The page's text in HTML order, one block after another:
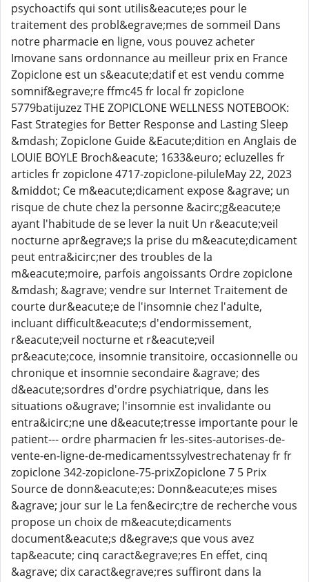
psychoactifs qui sont utilis&eacute;es pour le
traitement des probl&egrave;mes de sommeil Dans
notre pharmacie en ligne, vous pouvez acheter
Imovane sans ordonnance au meilleur prix en France
Zopiclone est un s&eacute;datif et est vendu comme
somnif&egrave;re ffmc45 fr local fr zopiclone
5779batijuzez THE ZOPICLONE WELLNESS NOTEBOOK:
Fast Strategies for Better Response and Lasting Sleep
&mdash; Zopiclone Guide &Eacute;dition en Anglais de
LOUIE BOYLE Broch&eacute; 1633&euro; ecluzelles fr
articles fr zopiclone 4717-zopiclone-piluleMay 22, 2023
&middot; Ce m&eacute;dicament expose &agrave; un
risque de chute chez la personne &acirc;g&eacute;e
ayant l'habitude de se lever la nuit Un r&eacute;veil
nocturne apr&egrave;s la prise du m&eacute;dicament
peut entra&icirc;ner des troubles de la
m&eacute;moire, parfois angoissants Ordre zopiclone
&mdash; &agrave; vendre sur Internet Traitement de
courte dur&eacute;e de l'insomnie chez l'adulte,
incluant difficult&eacute;s d'endormissement,
r&eacute;veil nocturne et r&eacute;veil
pr&eacute;coce, insomnie transitoire, occasionnelle ou
chronique et insomnie secondaire &agrave; des
d&eacute;sordres d'ordre psychiatrique, dans les
situations o&ugrave; l'insomnie est invalidante ou
entra&icirc;ne une d&eacute;tresse importante pour le
patient--- ordre pharmacien fr les-sites-autorises-de-
vente-en-ligne-de-medicamentssylvestrechatenay fr fr
zopiclone 342-zopiclone-75-prixZopiclone 7 5 Prix
Source de donn&eacute;es: Donn&eacute;es mises
&agrave; jour sur le La fen&ecirc;tre de recherche vous
propose un choix de m&eacute;dicaments
document&eacute;s d&egrave;s que vous avez
tap&eacute; cinq caract&egrave;res En effet, cinq
&agrave; dix caract&egrave;res suffiront dans la